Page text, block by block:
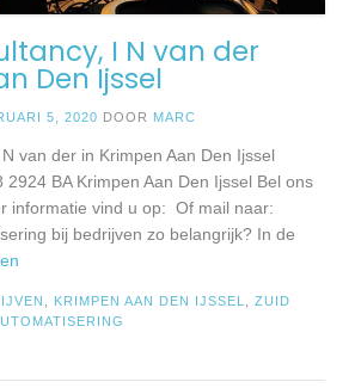
I N van der
Den Ijssel
5, 2020 DOOR MARC
van der in Krimpen Aan Den Ijssel
2924 BA Krimpen Aan Den Ijssel Bel ons
informatie vind u op: Of mail naar:
bij bedrijven zo belangrijk? In de
KRIMPEN AAN DEN IJSSEL
ZUID